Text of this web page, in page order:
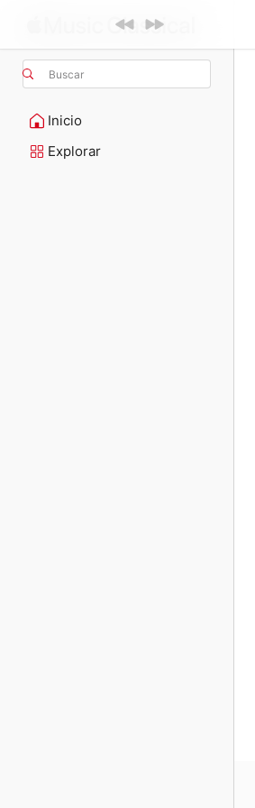
Buscar
Inicio
Explorar